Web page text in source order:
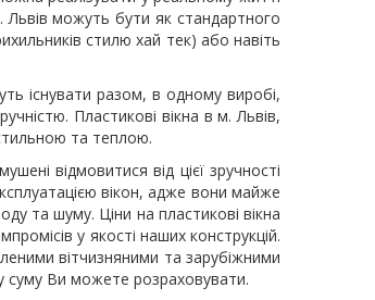
Львів можуть бути як стандартного
стилю хай тек) або навіть
існувати разом, в одному виробі,
Пластикові вікна в м. Львів,
та теплою.
відмовитися від цієї зручності
вікон, адже вони майже
та шуму. Ціни на пластикові вікна
у якості наших конструкцій.
вітчизняними та зарубіжними
суму Ви можете розраховувати.